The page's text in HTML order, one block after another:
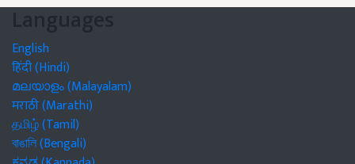
Languages
English
हिंदी (Hindi)
മലയാളം (Malayalam)
मराठी (Marathi)
தமிழ் (Tamil)
বাঙালি (Bengali)